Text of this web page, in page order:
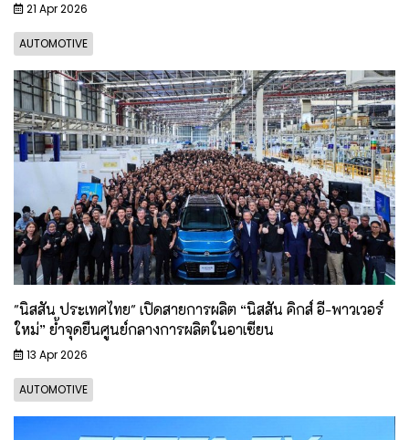
21 Apr 2026
AUTOMOTIVE
"นิสสัน ประเทศไทย" เปิดสายการผลิต “นิสสัน คิกส์ อี-พาวเวอร์
ใหม่” ย้ำจุดยืนศูนย์กลางการผลิตในอาเซียน
13 Apr 2026
AUTOMOTIVE